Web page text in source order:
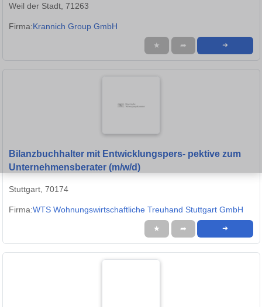
Weil der Stadt, 71263
Firma:Krannich Group GmbH
★ ➦ ➜
Bilanzbuchhalter mit Entwicklungspers- pektive zum
Unternehmensberater (m/w/d)
Stuttgart, 70174
Firma:WTS Wohnungswirtschaftliche Treuhand Stuttgart GmbH
★ ➦ ➜